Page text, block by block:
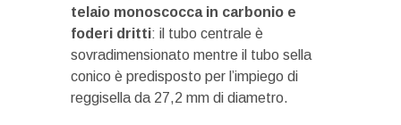
telaio monoscocca in carbonio e
foderi dritti: il tubo centrale è
sovradimensionato mentre il tubo sella
conico è predisposto per l’impiego di
reggisella da 27,2 mm di diametro.